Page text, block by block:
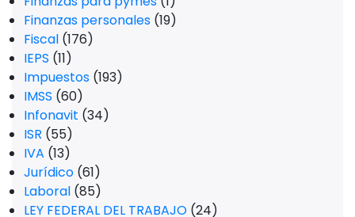
Finanzas personales (19)
Fiscal (176)
IEPS (11)
Impuestos (193)
IMSS (60)
Infonavit (34)
ISR (55)
IVA (13)
Jurídico (61)
Laboral (85)
LEY FEDERAL DEL TRABAJO (24)